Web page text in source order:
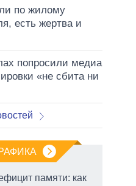
по жилому
есть жертва и
попросили медиа
«не сбита ни
памяти: как